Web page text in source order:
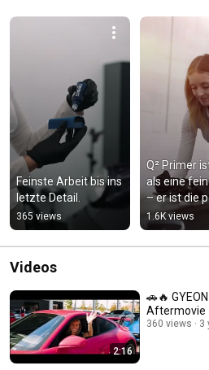
Feinste Arbeit bis ins
letzte Detail.
365 views
Q² Primer
als eine
– er ist die
Grundlage
Coating.
1.6K views
Videos
2:16
🚗🔥
Aftermovie
360 views 3